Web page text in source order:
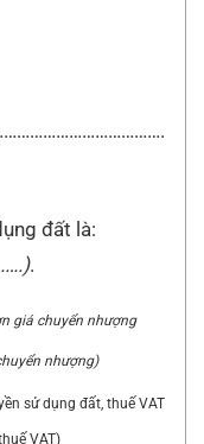
đất là:
).
giá chuyển nhượng
nhượng)
sử dụng đất, thuế VAT
VAT)